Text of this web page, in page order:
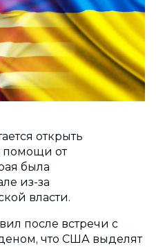
открыть
помощи от
была
из-за
власти.
после встречи с
что США выделят